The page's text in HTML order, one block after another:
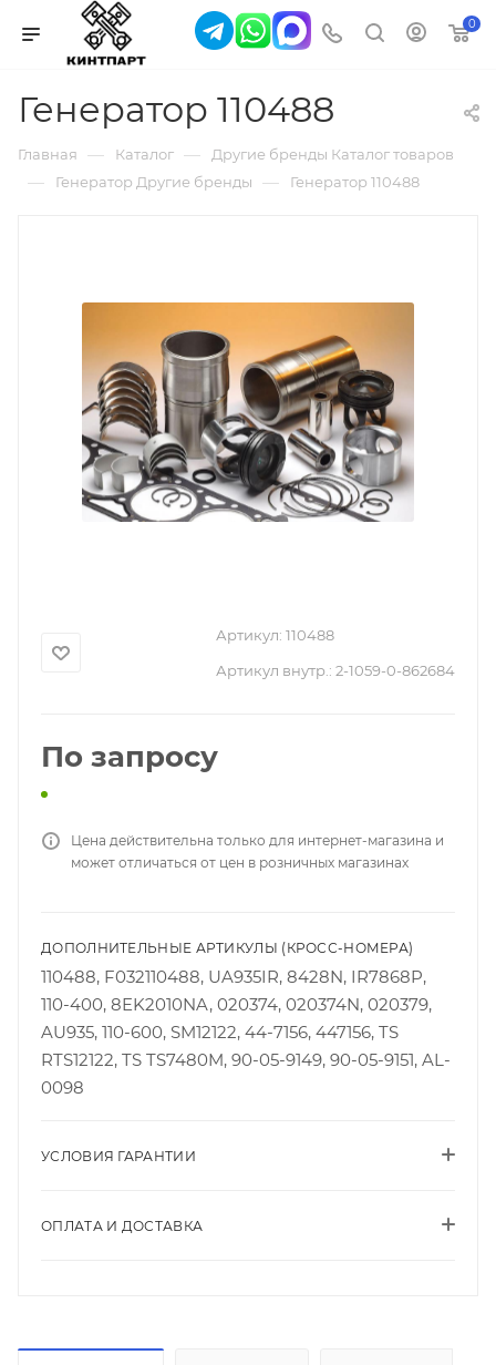
0
Генератор 110488
Главная — Каталог — Другие бренды Каталог товаров
— Генератор Другие бренды — Генератор 110488
Артикул: 110488
Артикул внутр.: 2-1059-0-862684
По запросу
Цена действительна только для интернет-магазина и
может отличаться от цен в розничных магазинах
ДОПОЛНИТЕЛЬНЫЕ АРТИКУЛЫ (КРОСС-НОМЕРА)
110488, F032110488, UA935IR, 8428N, IR7868P,
110-400, 8EK2010NA, 020374, 020374N, 020379,
AU935, 110-600, SM12122, 44-7156, 447156, TS
RTS12122, TS TS7480M, 90-05-9149, 90-05-9151, AL-
0098
УСЛОВИЯ ГАРАНТИИ
ОПЛАТА И ДОСТАВКА